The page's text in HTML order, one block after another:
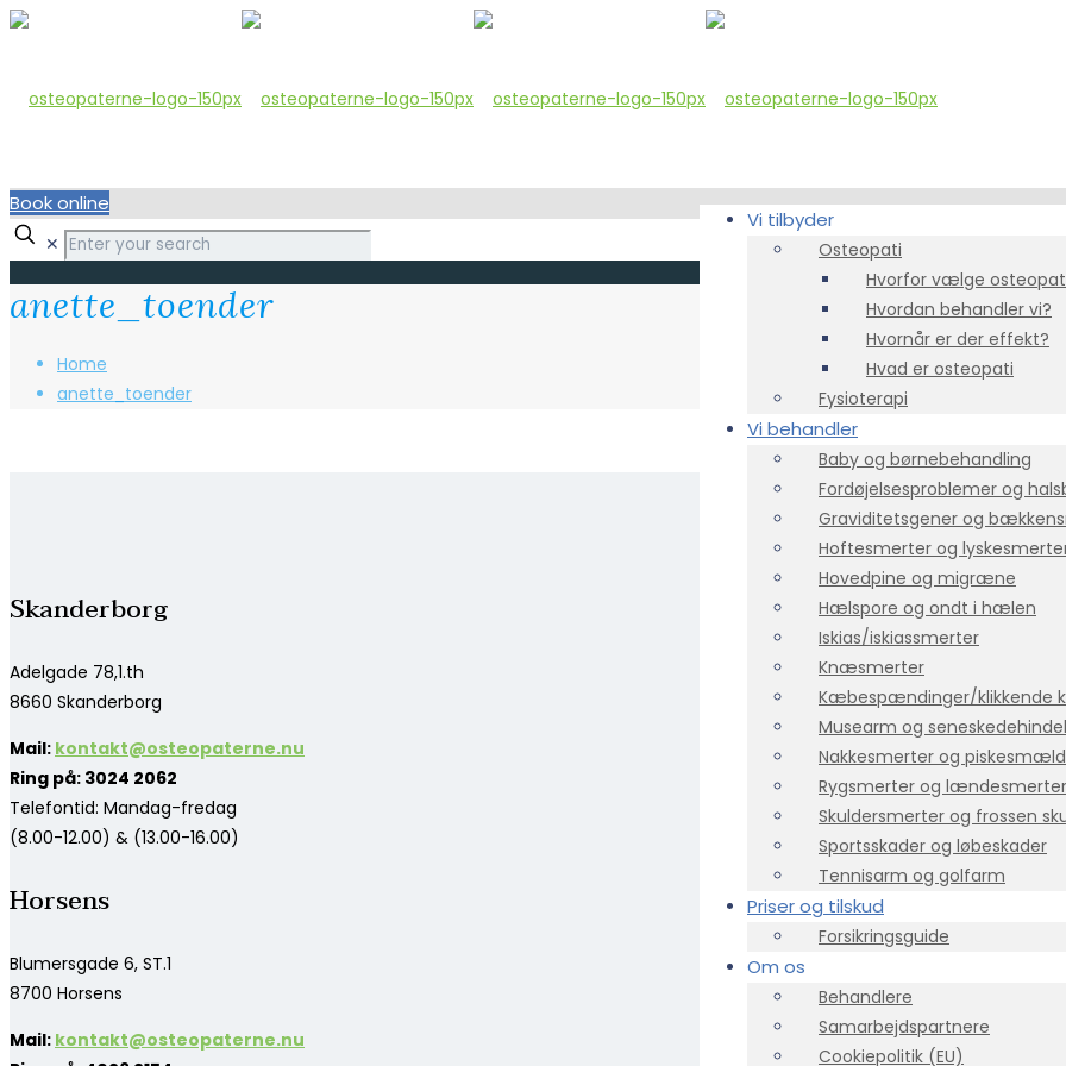
Vi tilbyder
Osteopati
Hvorfor vælge
Hvordan behandler vi?
Hvornår er der effekt?
Hvad er osteopati
Fysioterapi
Vi behandler
Baby og børnebehandling
Fordøjelsesproblemer og
Graviditetsgener og
Hoftesmerter og
Hovedpine og migræne
Hælspore og ondt i hælen
Iskias/iskiassmerter
Knæsmerter
Kæbespændinger/klikkende
Musearm og
Nakkesmerter og piskesmæld
Rygsmerter og lændesmerter
Skuldersmerter og frossen
Sportsskader og løbeskader
Tennisarm og golfarm
Priser og tilskud
Forsikringsguide
Om os
Behandlere
Samarbejdspartnere
Cookiepolitik (EU)
Book online
✕
anette_toender
Home
anette_toender
Skanderborg
Adelgade 78,1.th
8660 Skanderborg
Mail: kontakt@osteopaterne.nu
Ring på: 3024 2062
Telefontid: Mandag-fredag
(8.00-12.00) & (13.00-16.00)
Horsens
Blumersgade 6, ST.1
8700 Horsens
Mail: kontakt@osteopaterne.nu